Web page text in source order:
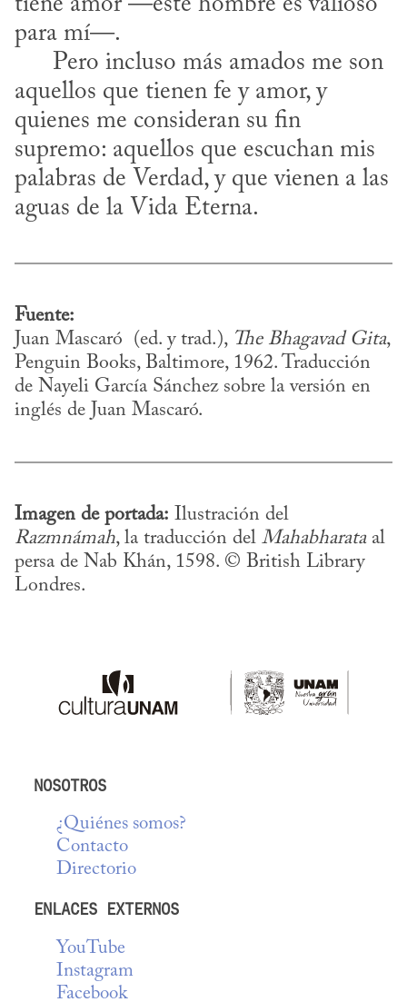
para mí—.
aquellos que tienen fe y amor, y
quienes me consideran su fin
supremo: aquellos que escuchan mis
palabras de Verdad, y que vienen a las
aguas de la Vida Eterna.
Fuente:
Juan Mascaró  (ed. y trad.), The Bhagavad Gita,
Penguin Books, Baltimore, 1962. Traducción
de Nayeli García Sánchez sobre la versión en
inglés de Juan Mascaró.
Imagen de portada:
Razmnámah, la traducción del Mahabharata al
persa de Nab Khán, 1598. © British Library
Londres.
NOSOTROS
¿Quiénes somos?
Contacto
Directorio
ENLACES EXTERNOS
YouTube
Instagram
Facebook